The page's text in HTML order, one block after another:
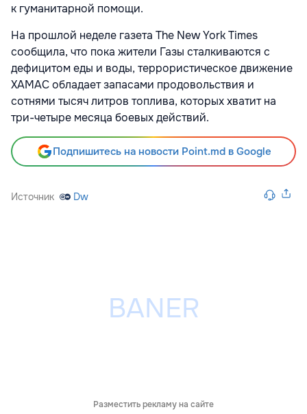
к гуманитарной помощи.
На прошлой неделе газета The New York Times
сообщила, что пока жители Газы сталкиваются с
дефицитом еды и воды, террористическое движение
ХАМАС обладает запасами продовольствия и
сотнями тысяч литров топлива, которых хватит на
три-четыре месяца боевых действий.
Подпишитесь на новости Point.md в Google
Источник Dw
Разместить рекламу на сайте